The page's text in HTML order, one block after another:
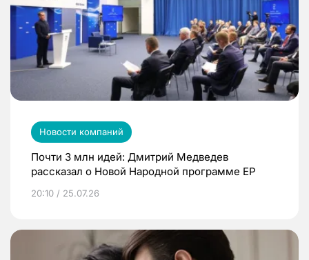
Новости компаний
Почти 3 млн идей: Дмитрий Медведев
рассказал о Новой Народной программе ЕР
20:10 / 25.07.26